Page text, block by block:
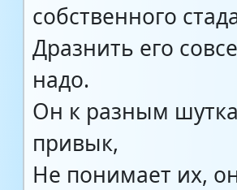
собственного
Дразнить его
надо.
Он к разным
привык,
Не понимает их,